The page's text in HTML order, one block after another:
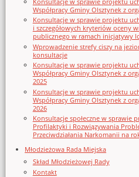
Współpracy Gminy Olsztynek z
Konsultacje w sprawie projektu
i szczegółowych kryteriów oceny
publicznego w ramach inicjatywy
Wprowadzenie strefy ciszy na
konsultacje
Konsultacje w sprawie projektu
Współpracy Gminy Olsztynek z
2025
Konsultacje w sprawie projektu
Współpracy Gminy Olsztynek z
2026
Konsultacje społeczne w sprawie
Profilaktyki i Rozwiązywania
Przeciwdziałania Narkomanii na
Młodzieżowa Rada Miejska
Skład Młodzieżowej Rady
Kontakt